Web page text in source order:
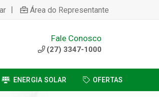
| Área do Representante
Fale Conosco
(27) 3347-1000
ENERGIA SOLAR OFERTAS